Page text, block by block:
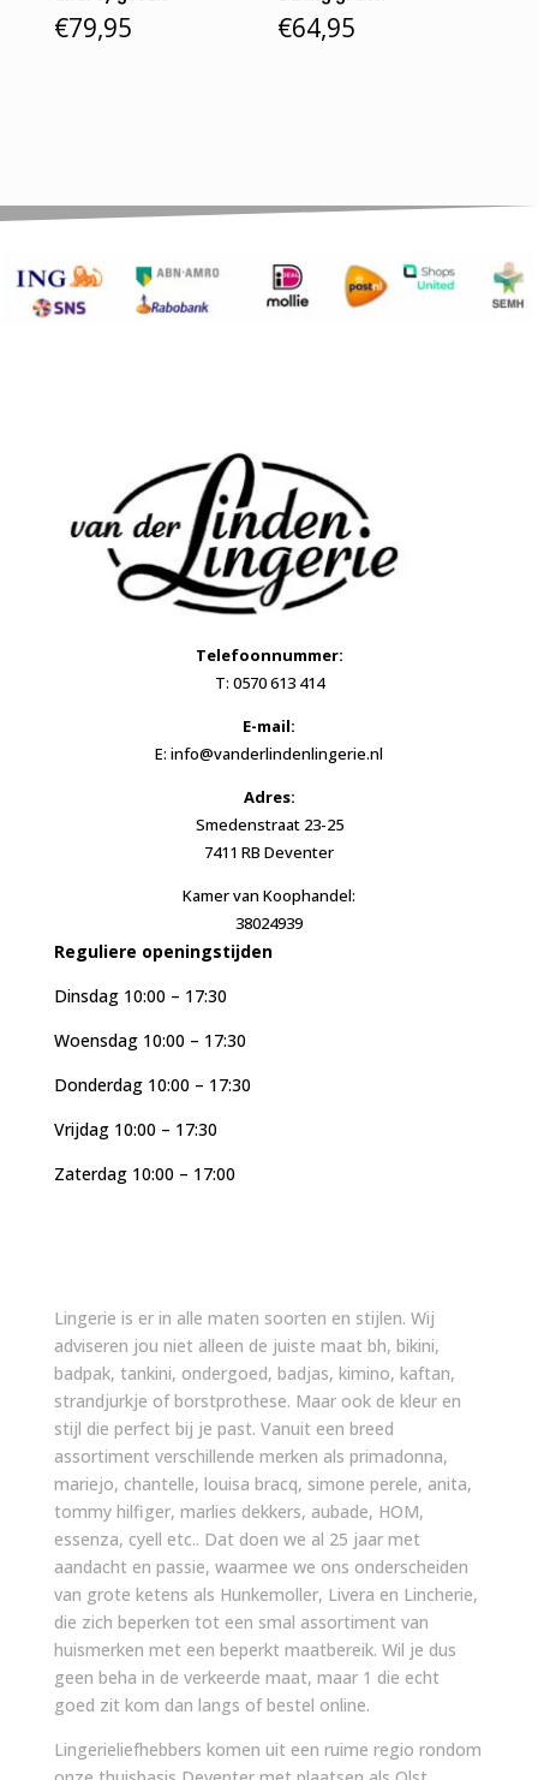
€79,95 €64,95
Telefoonnummer:
T: 0570 613 414
E-mail:
E: info@vanderlindenlingerie.nl
Adres:
Smedenstraat 23-25
7411 RB Deventer
Kamer van Koophandel:
38024939
Reguliere openingstijden
Dinsdag 10:00 – 17:30
Woensdag 10:00 – 17:30
Donderdag 10:00 – 17:30
Vrijdag 10:00 – 17:30
Zaterdag 10:00 – 17:00
Lingerie is er in alle maten soorten en stijlen. Wij
adviseren jou niet alleen de juiste maat bh, bikini,
badpak, tankini, ondergoed, badjas, kimino, kaftan,
strandjurkje of borstprothese. Maar ook de kleur en
stijl die perfect bij je past. Vanuit een breed
assortiment verschillende merken als primadonna,
mariejo, chantelle, louisa bracq, simone perele, anita,
tommy hilfiger, marlies dekkers, aubade, HOM,
essenza, cyell etc.. Dat doen we al 25 jaar met
aandacht en passie, waarmee we ons onderscheiden
van grote ketens als Hunkemoller, Livera en Lincherie,
die zich beperken tot een smal assortiment van
huismerken met een beperkt maatbereik. Wil je dus
geen beha in de verkeerde maat, maar 1 die echt
goed zit kom dan langs of bestel online.
Lingerieliefhebbers komen uit een ruime regio rondom